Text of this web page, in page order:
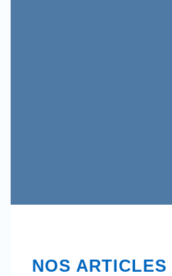
NOS ARTICLES